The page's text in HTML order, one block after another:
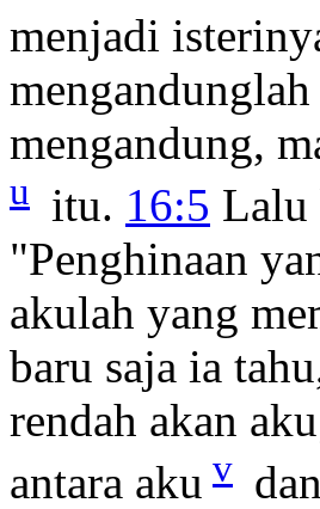
menjadi
mengandung,
u itu. 16:5 Lalu
"Penghinaan
akulah yang
baru saja ia
rendah akan
antara aku v